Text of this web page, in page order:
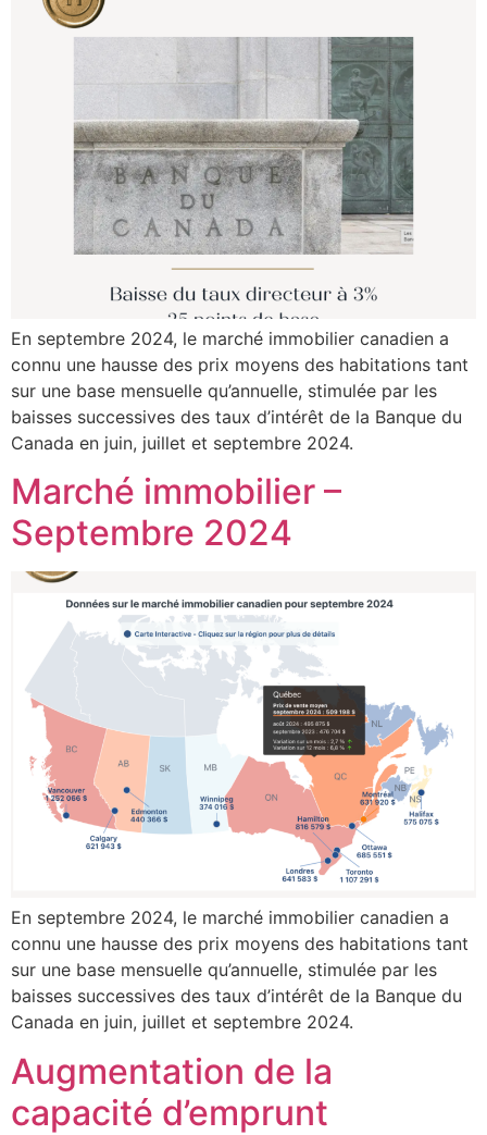
En septembre 2024, le marché immobilier canadien a
connu une hausse des prix moyens des habitations tant
sur une base mensuelle qu’annuelle, stimulée par les
baisses successives des taux d’intérêt de la Banque du
Canada en juin, juillet et septembre 2024.
Marché immobilier –
Septembre 2024
En septembre 2024, le marché immobilier canadien a
connu une hausse des prix moyens des habitations tant
sur une base mensuelle qu’annuelle, stimulée par les
baisses successives des taux d’intérêt de la Banque du
Canada en juin, juillet et septembre 2024.
Augmentation de la
capacité d’emprunt